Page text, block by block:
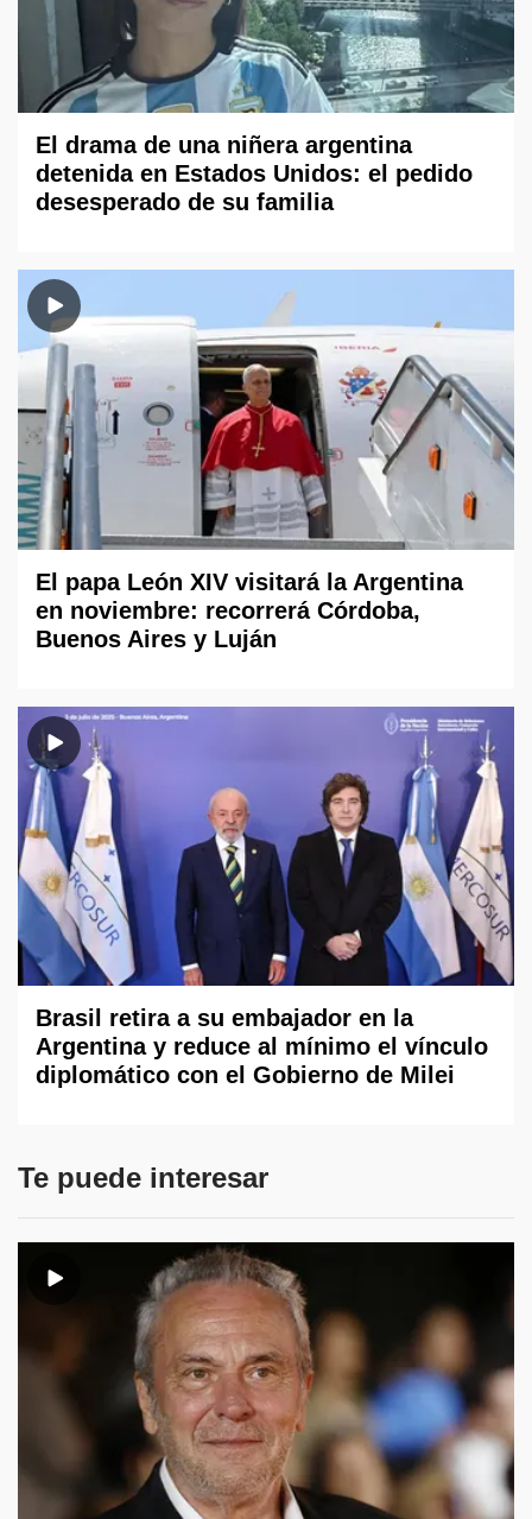
El drama de una niñera argentina
detenida en Estados Unidos: el pedido
desesperado de su familia
El papa León XIV visitará la Argentina
en noviembre: recorrerá Córdoba,
Buenos Aires y Luján
Brasil retira a su embajador en la
Argentina y reduce al mínimo el vínculo
diplomático con el Gobierno de Milei
Te puede interesar